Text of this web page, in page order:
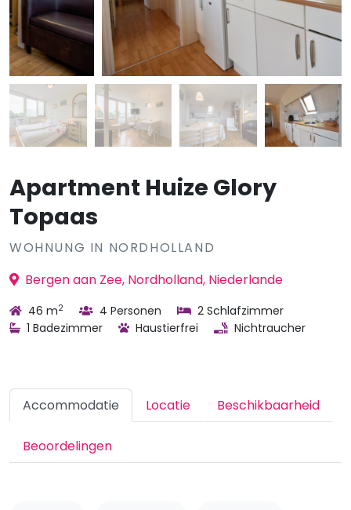
Apartment Huize Glory
Topaas
WOHNUNG IN NORDHOLLAND
Bergen aan Zee, Nordholland, Niederlande
46 m2 4 Personen
2 Schlafzimmer
1 Badezimmer
Haustierfrei Nichtraucher
Accommodatie Locatie Beschikbaarheid
Beoordelingen